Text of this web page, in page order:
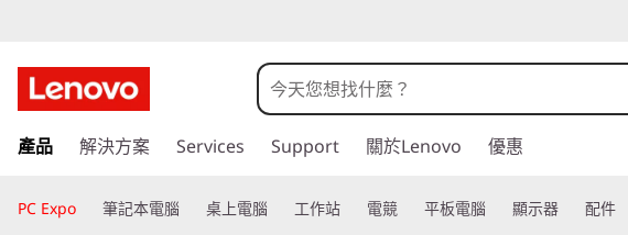
a至
要
產品 解決方案 Services Support 關於Lenovo 優惠
PC Expo 筆記本電腦 桌上電腦 工作站 電競 平板電腦 顯示器 配件